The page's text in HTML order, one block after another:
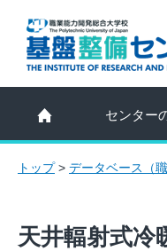
センター
トップ> データベース（
天井輻射式冷